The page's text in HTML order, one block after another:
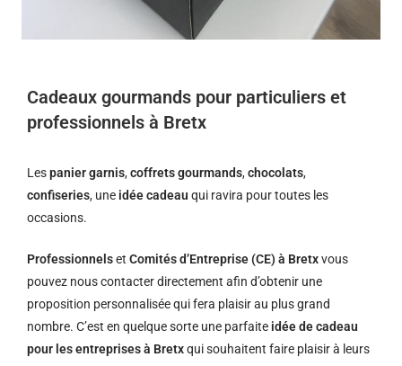
Cadeaux gourmands pour particuliers et
professionnels à Bretx
Lespanier garnis,coffrets gourmands,chocolats,
confiseries, une idée cadeau qui ravira pour toutes les
occasions.
Professionnelset Comités d’Entreprise (CE) à Bretxvous
pouvez nous contacter directement afin d’obtenir une
proposition personnalisée qui fera plaisir au plus grand
nombre. C’est en quelque sorte une parfaite idée de cadeau
pour les entreprises à Bretxqui souhaitent faire plaisir à leurs